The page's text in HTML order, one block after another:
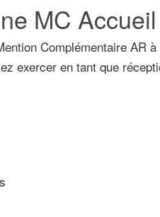
MC
Complémentaire AR
exercer en tant que